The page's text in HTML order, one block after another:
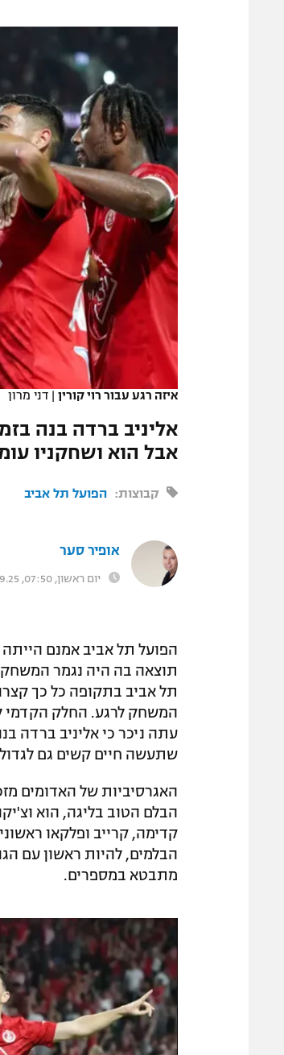
תקנון עבור פעילות אלקטרה
תקנון עבור פעילות ספורט 1 – "מרלן"
גיימינג E-Sports
תנאי שימוש
מדיניות פרטיות
תקנון פעילות ספורט 1
רשיון להקרנה פומבית לבית עסק
הצטרפות לחבילת הערוצים
לוח דרושים – ג'ובנט
תגיות
המגזין
איזה רגע עבור רוי קורין | דני מרון
אליניב ברדה בנה
אבל הוא ושחקניו
קבוצות: הפועל תל אביב
אופיר סער
יום ראשון, 07:50, 28.09.25
הפועל תל אביב אמנם
תוצאה בה היה נגמר
תל אביב בתקופה כל כך
המשחק לרגע. החלק הקדמי
עתה ניכר כי אליניב ברדה
שתעשה חיים קשים גם
האגרסיביות של האדומים
הבלם הטוב בליגה, הוא
קדימה, קרייב ופלקאו
הבלמים, להיות ראשון עם
מתבטא במספרים.